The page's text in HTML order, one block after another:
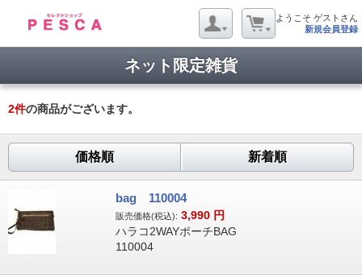
ようこそ ゲストさん
新規会員登録
ネット限定雑貨
2件の商品がございます。
価格順 新着順
bag 110004
販売価格(税込): 3,990 円
ハラコ2WAYポーチBAG
110004